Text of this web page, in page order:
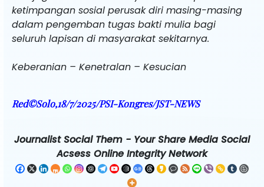
ketimpangan sosial perusak diri masing-masing
dalam pengemban tugas bakti mulia bagi
seluruh lapisan di masyarakat sekitarnya.
Keberanian – Kenetralan – Kesucian
Red©Solo,18/7/2025/PSI-Kongres/JST-NEWS
Journalist Social Them - Your Share Media Social
Acsess Online Integrity Network